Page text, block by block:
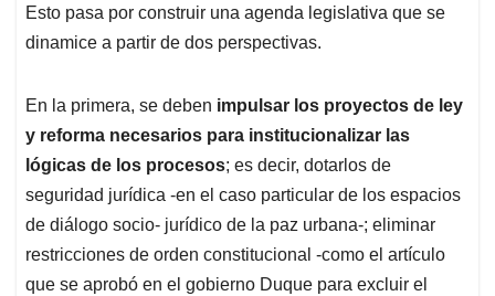
Esto pasa por construir una agenda legislativa que se
dinamice a partir de dos perspectivas.
En la primera, se deben impulsar los proyectos de ley
y reforma necesarios para institucionalizar las
lógicas de los procesos; es decir, dotarlos de
seguridad jurídica -en el caso particular de los espacios
de diálogo socio- jurídico de la paz urbana-; eliminar
restricciones de orden constitucional -como el artículo
que se aprobó en el gobierno Duque para excluir el